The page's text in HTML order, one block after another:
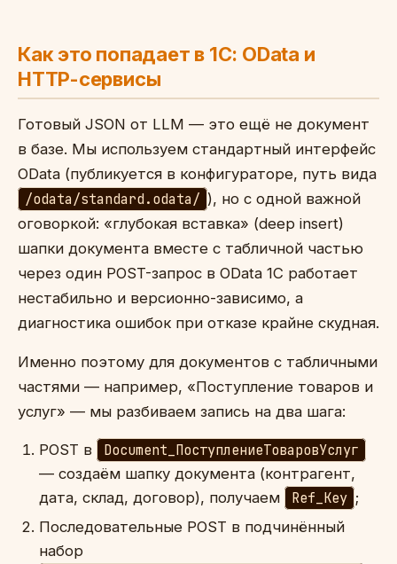
Как это попадает в 1С: OData и
HTTP-сервисы
Готовый JSON от LLM — это ещё не документ
в базе. Мы используем стандартный интерфейс
OData (публикуется в конфигураторе, путь вида
/odata/standard.odata/ ), но с одной важной
оговоркой: «глубокая вставка» (deep insert)
шапки документа вместе с табличной частью
через один POST-запрос в OData 1С работает
нестабильно и версионно-зависимо, а
диагностика ошибок при отказе крайне скудная.
Именно поэтому для документов с табличными
частями — например, «Поступление товаров и
услуг» — мы разбиваем запись на два шага:
POST в Document_ПоступлениеТоваровУслуг
— создаём шапку документа (контрагент,
дата, склад, договор), получаем
Ref_Key ;
Последовательные POST в подчинённый
набор